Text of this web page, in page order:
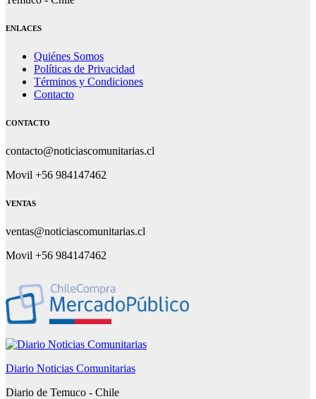
ENLACES
Quiénes Somos
Políticas de Privacidad
Términos y Condiciones
Contacto
CONTACTO
contacto@noticiascomunitarias.cl
Movil +56 984147462
VENTAS
ventas@noticiascomunitarias.cl
Movil +56 984147462
Diario Noticias Comunitarias
Diario de Temuco - Chile